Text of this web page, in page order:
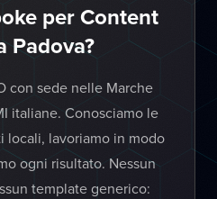
per Content
Padova?
con sede nelle Marche
italiane. Conosciamo le
locali, lavoriamo in modo
ogni risultato. Nessun
template generico: